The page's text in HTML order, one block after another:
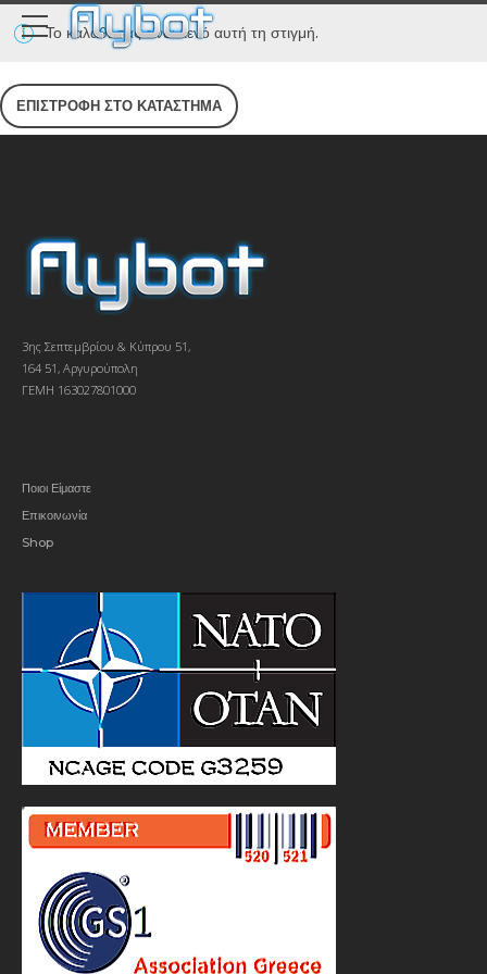
Το καλάθι σας είναι κενό αυτή τη στιγμή.
ΕΠΙΣΤΡΟΦΉ ΣΤΟ ΚΑΤΆΣΤΗΜΑ
3ης Σεπτεμβρίου & Κύπρου 51,
164 51, Αργυρούπολη
ΓΕΜΗ 163027801000
Ποιοι Είμαστε
Επικοινωνία
Shop